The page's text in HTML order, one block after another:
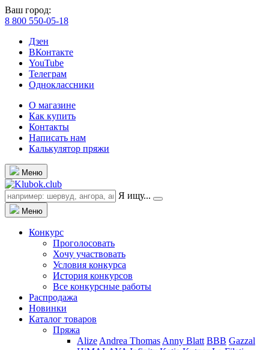
Ваш город:
8 800 550-05-18
Дзен
ВКонтакте
YouTube
Телеграм
Одноклассники
О магазине
Как купить
Контакты
Написать нам
Калькулятор пряжи
Меню
Я ищу...
Меню
Конкурс
Проголосовать
Хочу участвовать
Условия конкурса
История конкурсов
Все конкурсные работы
Распродажа
Новинки
Каталог товаров
Пряжа
Alize Andrea Thomas Anny Blatt BBB Gazzal